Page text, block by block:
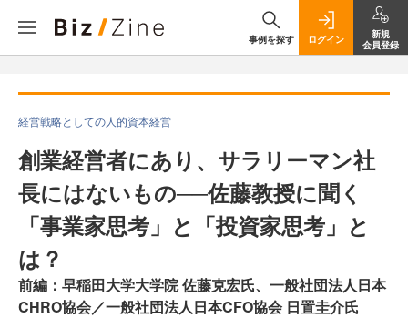
事例を探す ログイン
新規
会員登録
経営戦略としての人的資本経営
創業経営者にあり、サラリーマン社
長にはないもの──佐藤教授に聞く
「事業家思考」と「投資家思考」と
は？
前編：早稲田大学大学院 佐藤克宏氏、一般社団法人日本
CHRO協会／一般社団法人日本CFO協会 日置圭介氏